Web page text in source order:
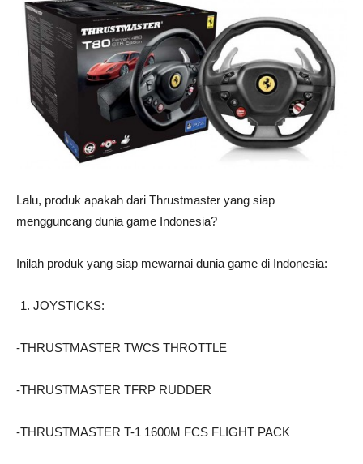
Lalu, produk apakah dari Thrustmaster yang siap
mengguncang dunia game Indonesia?
Inilah produk yang siap mewarnai dunia game di Indonesia:
JOYSTICKS:
-THRUSTMASTER TWCS THROTTLE
-THRUSTMASTER TFRP RUDDER
-THRUSTMASTER T-1 1600M FCS FLIGHT PACK